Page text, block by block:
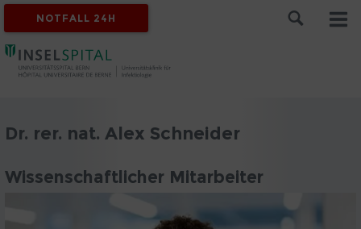
NOTFALL 24H
Dr. rer. nat. Alex Schneider
Wissenschaftlicher Mitarbeiter